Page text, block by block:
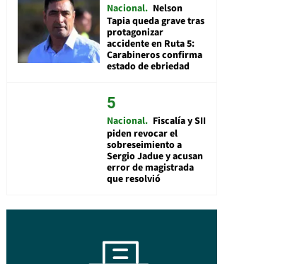
Nacional Nelson
Tapia queda grave tras
protagonizar
accidente en Ruta 5:
Carabineros confirma
estado de ebriedad
Nacional Fiscalía y SII
piden revocar el
sobreseimiento a
Sergio Jadue y acusan
error de magistrada
que resolvió